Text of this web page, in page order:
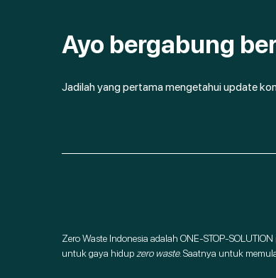
Ayo bergabung
Jadilah yang pertama mengetahui update
Zero Waste Indonesia adalah ONE-STOP-SOLUTION
untuk gaya hidup zero waste. Saatnya untuk